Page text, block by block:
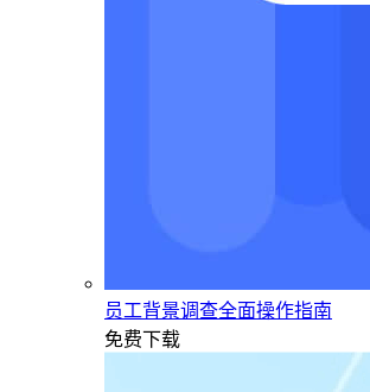
员工背景调查全面操作指南
免费下载